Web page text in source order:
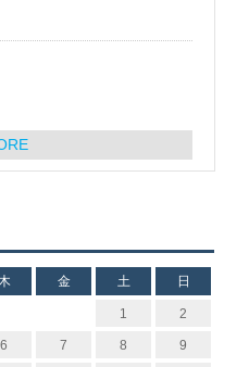
金 土 日
1 2
6 7 8 9